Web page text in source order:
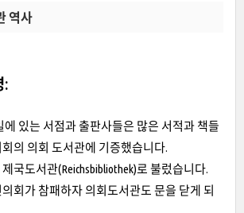
역사
:
에 있는 서점과 출판사들은 많은 서적과 책들
의 의회 도서관에 기증했습니다.
국도서관(Reichsbibliothek)로 불렀습니다.
회가 참패하자 의회도서관도 문을 닫게 되